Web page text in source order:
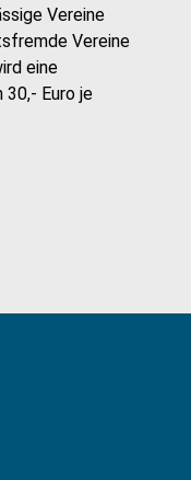
Vereine
Vereine
eine
30,- Euro je